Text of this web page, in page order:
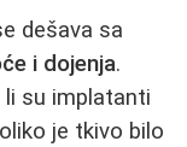
dešava sa
i dojenja.
su implatanti
je tkivo bilo